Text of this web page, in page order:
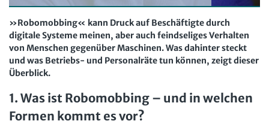
Arbeit und Recht
Soziales Recht
Soziale Sicherheit
JAV-Praxis online
Presse Interne Meldestelle Verträge kündigen
Datenschutz
AGB Impressum
Kontakt
Erklärung zur Barrierefreiheit
Widerruf
Widerrufsrecht
»Robomobbing« kann Druck auf Beschäftigte durch
digitale Systeme meinen, aber auch feindseliges Verhalten
von Menschen gegenüber Maschinen. Was dahinter steckt
und was Betriebs- und Personalräte tun können, zeigt dieser
Überblick.
1. Was ist Robomobbing – und in welchen
Formen kommt es vor?